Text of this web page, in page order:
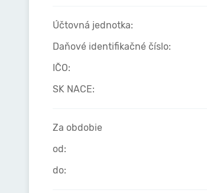
Účtovná jednotka:
Daňové identifikačné číslo:
IČO:
SK NACE:
Za obdobie
od:
do: